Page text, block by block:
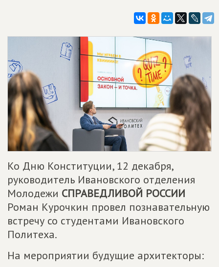
Ко Дню Конституции, 12 декабря,
руководитель Ивановского отделения
Молодежи СПРАВЕДЛИВОЙ РОССИИ
Роман Курочкин провел познавательную
встречу со студентами Ивановского
Политеха.
На мероприятии будущие архитекторы: